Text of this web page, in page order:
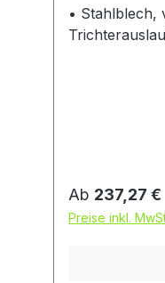
• Stahlblech,
Regulärer
Ab 237,27 €
Preise inkl.